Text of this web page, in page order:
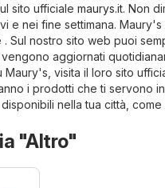
sito ufficiale maurys.it. Non
e nei fine settimana.
Sul nostro sito web puoi
aggiornati
visita il loro sito
i prodotti che ti servono
disponibili nella tua città, come
"Altro"